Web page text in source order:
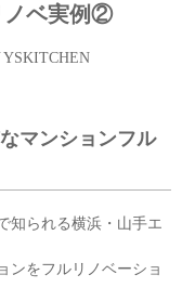
ノベ実例②
マンションフル
知られる横浜・山手エ
ンをフルリノベーショ